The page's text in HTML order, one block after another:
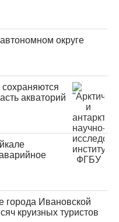
округе
акваторий
города Ивановской
круизных туристов